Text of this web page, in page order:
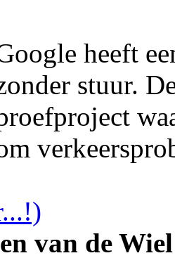
heeft
stuur.
van de Wiel